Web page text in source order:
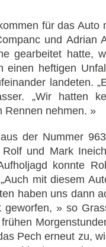
für das
und Adrian
gearbeitet hatte,
einen heftigen
landeten.
„Wir hatten
Rennen nehmen. »
der Nummer
und Mark
konnte
mit diesem
haben uns dann
» so
Pech erneut zu,